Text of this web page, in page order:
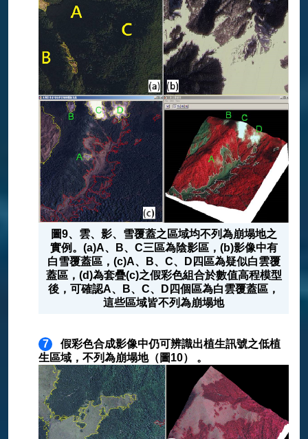
圖9、雲、影、雪覆蓋之區域均不列為崩塌地之
實例。(a)A、B、C三區為陰影區，(b)影像中有
白雪覆蓋區，(c)A、B、C、D四區為疑似白雲覆
蓋區，(d)為套疊(c)之假彩色組合於數值高程模型
後，可確認A、B、C、D四個區為白雲覆蓋區，
這些區域皆不列為崩塌地
7
假彩色合成影像中仍可辨識出植生訊號之低植
生區域，不列為崩塌地（圖10） 。